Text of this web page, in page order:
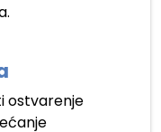
ostvarenje